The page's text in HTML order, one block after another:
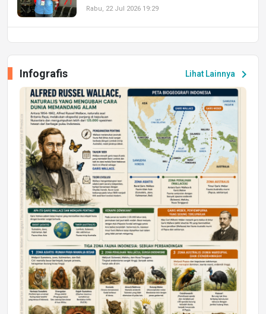
Rabu, 22 Jul 2026 19:29
Peluang Kerja dan Magang
Jumat, 17 Jul 2026 22:30
DAERAH
Astra Motor Kalimantan Timur 2 Dukung
Mahasiswa Samarinda dalam Astra
Honda SDGs Future Leaders 2026
Jumat, 10 Jul 2026 19:01
Lihat Lainnya chevron_right
Infografis